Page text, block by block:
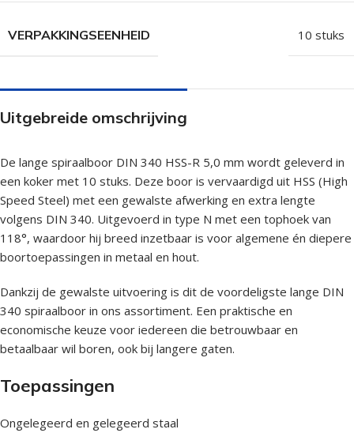
VERPAKKINGSEENHEID 10 stuks
Uitgebreide omschrijving
De lange spiraalboor DIN 340 HSS-R 5,0 mm wordt geleverd in
een koker met 10 stuks. Deze boor is vervaardigd uit HSS (High
Speed Steel) met een gewalste afwerking en extra lengte
volgens DIN 340. Uitgevoerd in type N met een tophoek van
118°, waardoor hij breed inzetbaar is voor algemene én diepere
boortoepassingen in metaal en hout.
Dankzij de gewalste uitvoering is dit de voordeligste lange DIN
340 spiraalboor in ons assortiment. Een praktische en
economische keuze voor iedereen die betrouwbaar en
betaalbaar wil boren, ook bij langere gaten.
Toepassingen
Ongelegeerd en gelegeerd staal